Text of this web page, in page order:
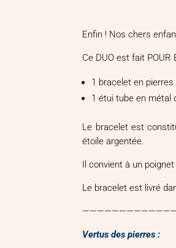
Enfin ! Nos chers
Ce DUO est fait POUR
1 bracelet en
1 étui tube en métal
Le bracelet est
étoile argentée.
Il convient à un
Le bracelet est livré
Vertus des pierres :